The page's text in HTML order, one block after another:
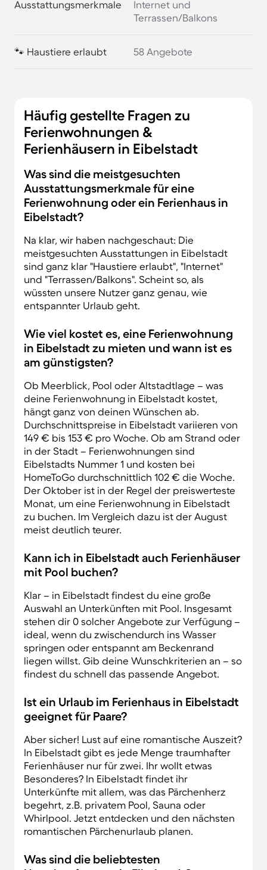
Ausstattungsmerkmale
Internet und
Terrassen/Balkons
🐾 Haustiere erlaubt 58 Angebote
Häufig gestellte Fragen zu
Ferienwohnungen &
Ferienhäusern in Eibelstadt
Was sind die meistgesuchten
Ausstattungsmerkmale für eine
Ferienwohnung oder ein Ferienhaus in
Eibelstadt?
Na klar, wir haben nachgeschaut: Die
meistgesuchten Ausstattungen in Eibelstadt
sind ganz klar "Haustiere erlaubt", "Internet"
und "Terrassen/Balkons". Scheint so, als
wüssten unsere Nutzer ganz genau, wie
entspannter Urlaub geht.
Wie viel kostet es, eine Ferienwohnung
in Eibelstadt zu mieten und wann ist es
am günstigsten?
Ob Meerblick, Pool oder Altstadtlage – was
deine Ferienwohnung in Eibelstadt kostet,
hängt ganz von deinen Wünschen ab.
Durchschnittspreise in Eibelstadt variieren von
149 € bis 153 € pro Woche. Ob am Strand oder
in der Stadt – Ferienwohnungen sind
Eibelstadts Nummer 1 und kosten bei
HomeToGo durchschnittlich 102 € die Woche.
Der Oktober ist in der Regel der preiswerteste
Monat, um eine Ferienwohnung in Eibelstadt
zu buchen. Im Vergleich dazu ist der August
meist deutlich teurer.
Kann ich in Eibelstadt auch Ferienhäuser
mit Pool buchen?
Klar – in Eibelstadt findest du eine große
Auswahl an Unterkünften mit Pool. Insgesamt
stehen dir 0 solcher Angebote zur Verfügung –
ideal, wenn du zwischendurch ins Wasser
springen oder entspannt am Beckenrand
liegen willst. Gib deine Wunschkriterien an – so
findest du schnell das passende Angebot.
Ist ein Urlaub im Ferienhaus in Eibelstadt
geeignet für Paare?
Aber sicher! Lust auf eine romantische Auszeit?
In Eibelstadt gibt es jede Menge traumhafter
Ferienhäuser nur für zwei. Ihr wollt etwas
Besonderes? In Eibelstadt findet ihr
Unterkünfte mit allem, was das Pärchenherz
begehrt, z.B. privatem Pool, Sauna oder
Whirlpool. Jetzt entdecken und den nächsten
romantischen Pärchenurlaub planen.
Was sind die beliebtesten